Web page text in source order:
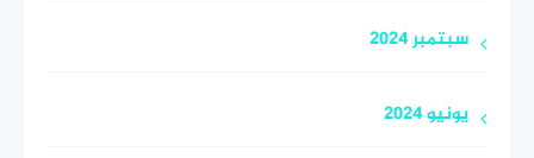
سبتمبر 2024
يونيو 2024